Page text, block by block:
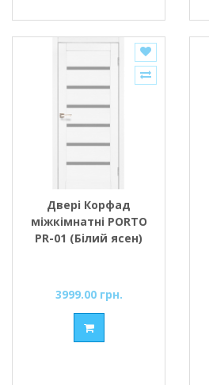
Двері Корфад
міжкімнатні PORTO
PR-01 (Білий ясен)
3999.00 грн.